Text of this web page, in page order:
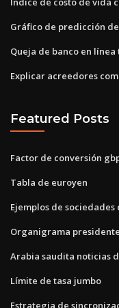
Gráfico de predicción
Queja de banco en línea
Explicar acreedores
Featured Posts
Factor de conversión
Tabla de euroyen
Ejemplos de
Organigrama
Arabia saudita noticias
Límite de tasa jumbo
Estrategia de